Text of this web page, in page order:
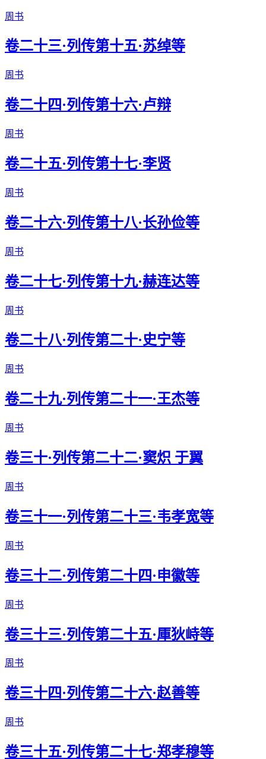
周书
卷二十三·列传第十五·苏绰等
周书
卷二十四·列传第十六·卢辩
周书
卷二十五·列传第十七·李贤
周书
卷二十六·列传第十八·长孙俭等
周书
卷二十七·列传第十九·赫连达等
周书
卷二十八·列传第二十·史宁等
周书
卷二十九·列传第二十一·王杰等
周书
卷三十·列传第二十二·窦炽 于翼
周书
卷三十一·列传第二十三·韦孝宽等
周书
卷三十二·列传第二十四·申徽等
周书
卷三十三·列传第二十五·厙狄峙等
周书
卷三十四·列传第二十六·赵善等
周书
卷三十五·列传第二十七·郑孝穆等